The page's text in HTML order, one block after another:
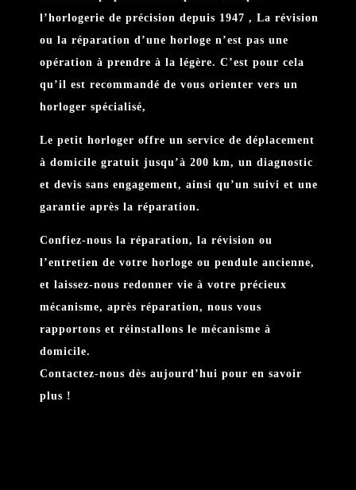
l’horlogerie de précision depuis 1947 , La révision
ou la réparation d’une horloge n’est pas une
opération à prendre à la légère. C’est pour cela
qu’il est recommandé de vous orienter vers un
horloger spécialisé,
Le petit horloger offre un service de déplacement
à domicile gratuit jusqu’à 200 km, un diagnostic
et devis sans engagement, ainsi qu’un suivi et une
garantie après la réparation.
Confiez-nous la réparation, la révision ou
l’entretien de votre horloge ou pendule ancienne,
et laissez-nous redonner vie à votre précieux
mécanisme, après réparation, nous vous
rapportons et réinstallons le mécanisme à
domicile.
Contactez-nous dès aujourd’hui pour en savoir
plus !